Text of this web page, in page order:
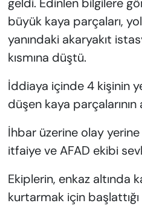
geldi. Edinlen bilgilere
büyük kaya parçaları,
yanındaki akaryakıt
kısmına düştü.
İddiaya içinde 4 kişinin
düşen kaya parçalarının
İhbar üzerine olay yerine
itfaiye ve AFAD ekibi
Ekiplerin, enkaz altında
kurtarmak için
SİYASET
VAN VE DİYARBAKIR